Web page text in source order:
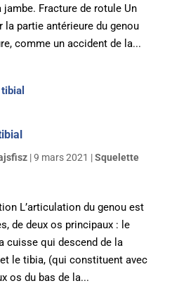
Fracture de rotule Un
partie antérieure du genou
comme un accident de la...
|9 mars 2021 |Squelette
L’articulation du genou est
de deux os principaux : le
cuisse qui descend de la
le tibia, (qui constituent avec
os du bas de la...